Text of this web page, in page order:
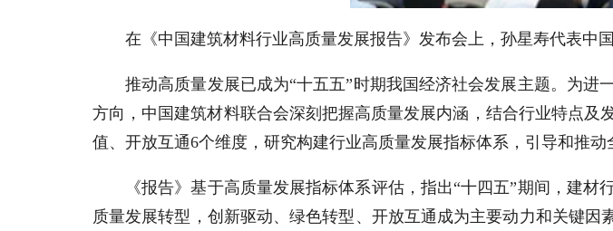
在《中国建筑材料行业高质量发展报告》发布会上，孙星寿代表中
推动高质量发展已成为“十五五”时期我国经济社会发展主题。为
方向，中国建筑材料联合会深刻把握高质量发展内涵，结合行业特点
值、开放互通6个维度，研究构建行业高质量发展指标体系，引导和推动
《报告》基于高质量发展指标体系评估，指出“十四五”期间，建
质量发展转型，创新驱动、绿色转型、开放互通成为主要动力和关键